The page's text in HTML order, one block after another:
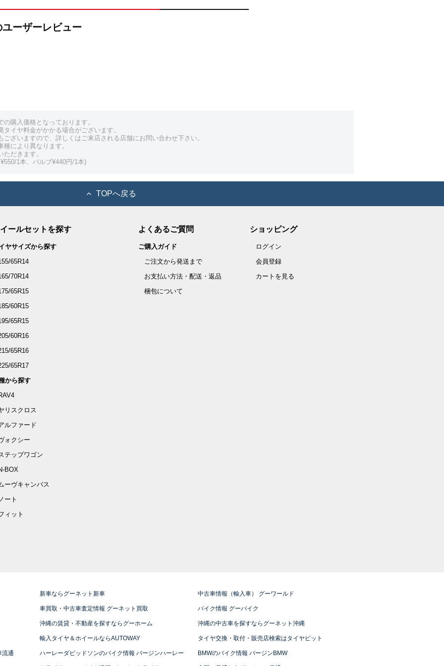
ーザーレビュー
購入価格となっております。
イヤ料金がかかる場合がございます。
ざいますので、詳しくはご来店される店舗にお問い合わせ下さい。
により異なります。
だきます。
1本、バルブ¥440円/1本)
TOPへ戻る
ールセットを探す
ヤサイズから探す
65R14
70R14
65R15
60R15
65R15
60R16
65R16
65R17
から探す
リスクロス
ルファード
ォクシー
テップワゴン
BOX
ーヴキャンバス
ート
ィット
よくあるご質問
ご購入ガイド
ご注文から発送まで
お支払い方法・配送・返品
梱包について
ショッピング
ログイン
会員登録
カートを見る
新車ならグーネット新車 中古車情報（輸入車） グーワールド
車買取・中古車査定情報 グーネット買取 バイク情報 グーバイク
沖縄の賃貸・不動産を探すならグーホーム 沖縄の中古車を探すならグーネット沖縄
輸入タイヤ＆ホイールならAUTOWAY タイヤ交換・取付・販売店検索はタイヤピット
流通 ハーレーダビッドソンのバイク情報 バージンハーレー BMWのバイク情報 バージンBMW